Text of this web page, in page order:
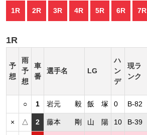
1R 2R 3R 4R 5R 6R 7R
1R
予
想
雨
予
想
車
番
選手名 LG
ハ
ン
デ
現ラ
ンク
○ 1 岩元 毅 飯 塚 0 B-82
× △ 2 藤本 剛 山 陽 10 B-39